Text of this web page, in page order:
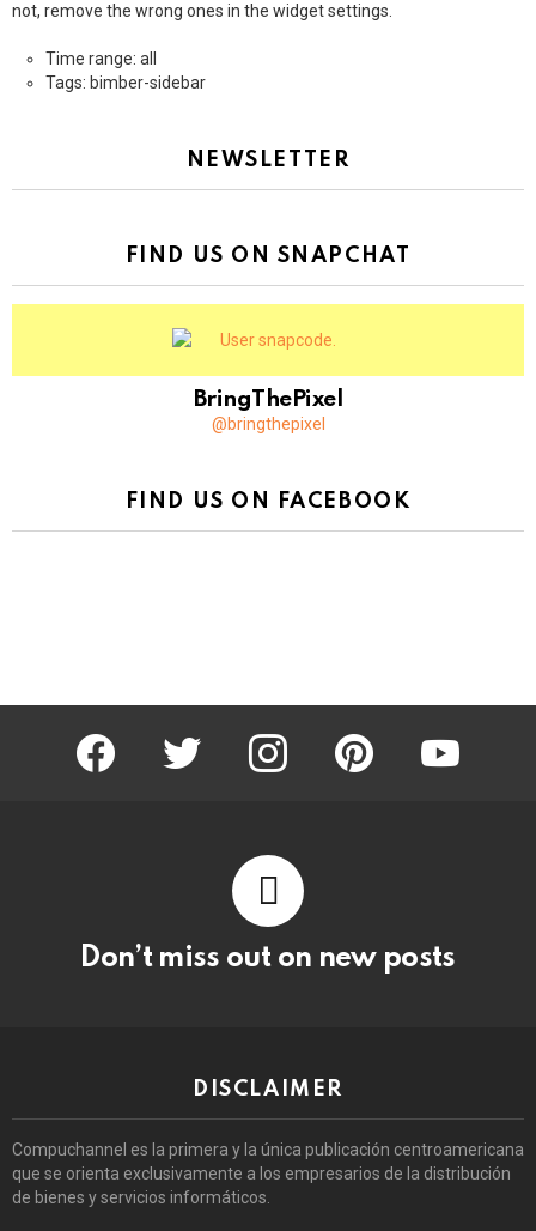
not, remove the wrong ones in the widget settings.
Time range: all
Tags: bimber-sidebar
NEWSLETTER
FIND US ON SNAPCHAT
BringThePixel
@bringthepixel
FIND US ON FACEBOOK
facebook twitter instagram pinterest youtube
Don’t miss out on new posts
DISCLAIMER
Compuchannel es la primera y la única publicación centroamericana
que se orienta exclusivamente a los empresarios de la distribución
de bienes y servicios informáticos.